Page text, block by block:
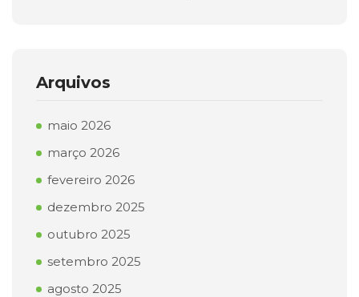
Arquivos
maio 2026
março 2026
fevereiro 2026
dezembro 2025
outubro 2025
setembro 2025
agosto 2025